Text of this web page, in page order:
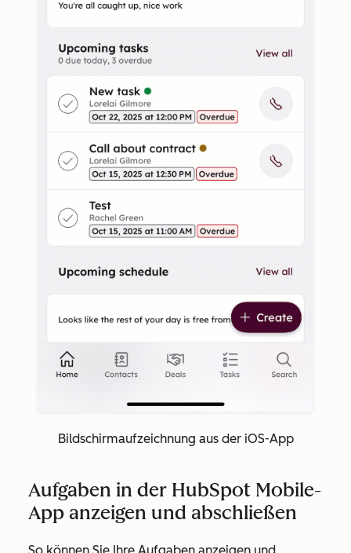
Bildschirmaufzeichnung aus der iOS-App
Aufgaben in der HubSpot Mobile-
App anzeigen und abschließen